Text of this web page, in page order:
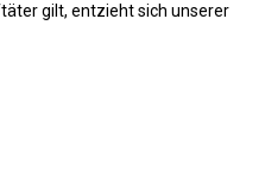
gilt, entzieht sich unserer